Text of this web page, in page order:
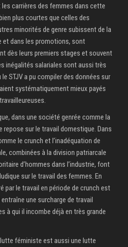
carrières des femmes dans cette
plus courtes que celles des
minorités de genre subissent de la
et dans les promotions, sont
dès leurs premiers stages et souvent
inégalités salariales sont aussi très
STJV a pu compiler des données sur
systématiquement mieux payés
dans une société genrée comme la
repose sur le travail domestique. Dans
le crunch et l’inadéquation de
combinées à la division patriarcale
d’hommes dans l’industrie, font
sur le travail des femmes. En
le travail en période de crunch est
une surcharge de travail
à qui il incombe déjà en très grande
féministe est aussi une lutte